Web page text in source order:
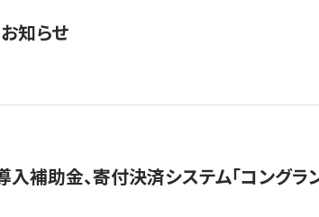
知らせ
補助金、寄付決済システム「コング